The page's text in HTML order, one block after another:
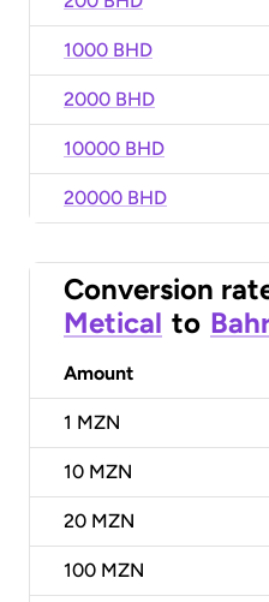
1000 BHD
2000 BHD
10000 BHD
20000 BHD
Conversion
Metical to
Amount
1 MZN
10 MZN
20 MZN
100 MZN